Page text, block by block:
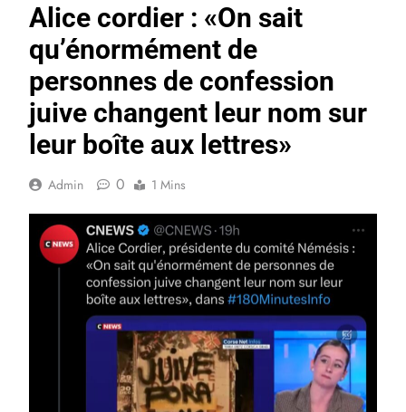
Alice cordier : «On sait
qu’énormément de
personnes de confession
juive changent leur nom sur
leur boîte aux lettres»
Admin 0 1 Mins